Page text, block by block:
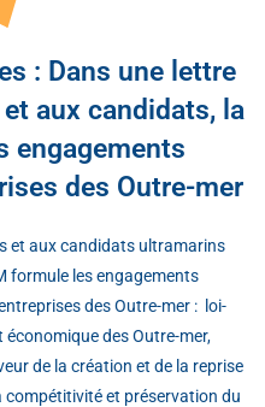
: Dans une lettre
aux candidats, la
engagements
des Outre-mer
et aux candidats ultramarins
formule les engagements
des Outre-mer : loi-
des Outre-mer,
de la création et de la reprise
compétitivité et préservation du